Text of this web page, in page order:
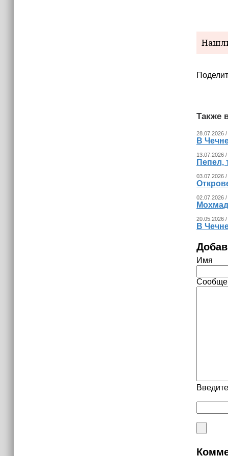
Также
28.07.2026
В
13.07.2026 /
Пепел,
03.07.2026
02.07.2026
20.05.2026 /
В
Имя